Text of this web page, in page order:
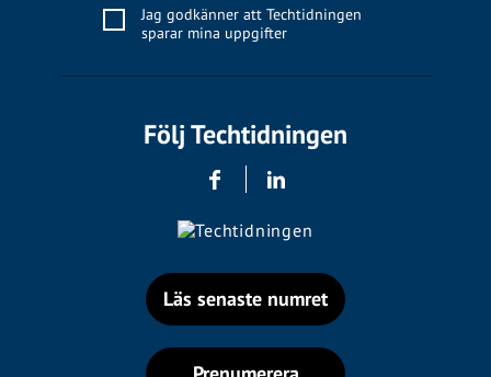
Jag godkänner att Techtidningen
sparar mina uppgifter
Följ Techtidningen
Läs senaste numret